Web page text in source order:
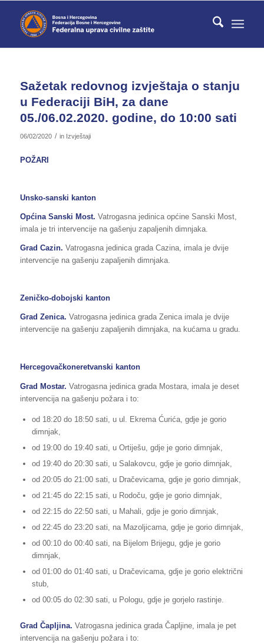
Sažetak redovnog izvještaja o stanju
u Federaciji BiH, za dane
05./06.02.2020. godine, do 10:00 sati
06/02/2020 / in Izvještaji
POŽARI
Unsko-sanski kanton
Općina Sanski Most. Vatrogasna jedinica općine Sanski Most,
imala je tri intervencije na gašenju zapaljenih dimnjaka.
Grad Cazin. Vatrogasna jedinica grada Cazina, imala je dvije
intervencije na gašenju zapaljenih dimnjaka.
Zeničko-dobojski kanton
Grad Zenica. Vatrogasna jedinica grada Zenica imala je dvije
intervencije na gašenju zapaljenih dimnjaka, na kućama u gradu.
Hercegovačkoneretvanski kanton
Grad Mostar. Vatrogasna jedinica grada Mostara, imala je deset
intervencija na gašenju požara i to:
od 18:20 do 18:50 sati, u ul. Ekrema Ćurića, gdje je gorio
dimnjak,
od 19:00 do 19:40 sati, u Ortiješu, gdje je gorio dimnjak,
od 19:40 do 20:30 sati, u Salakovcu, gdje je gorio dimnjak,
od 20:05 do 21:00 sati, u Dračevicama, gdje je gorio dimnjak,
od 21:45 do 22:15 sati, u Rodoču, gdje je gorio dimnjak,
od 22:15 do 22:50 sati, u Mahali, gdje je gorio dimnjak,
od 22:45 do 23:20 sati, na Mazoljicama, gdje je gorio dimnjak,
od 00:10 do 00:40 sati, na Bijelom Brijegu, gdje je gorio
dimnjak,
od 01:00 do 01:40 sati, u Dračevicama, gdje je gorio električni
stub,
od 00:05 do 02:30 sati, u Pologu, gdje je gorjelo rastinje.
Grad Čapljina. Vatrogasna jedinica grada Čapljine, imala je pet
intervencija na gašenju požara i to: